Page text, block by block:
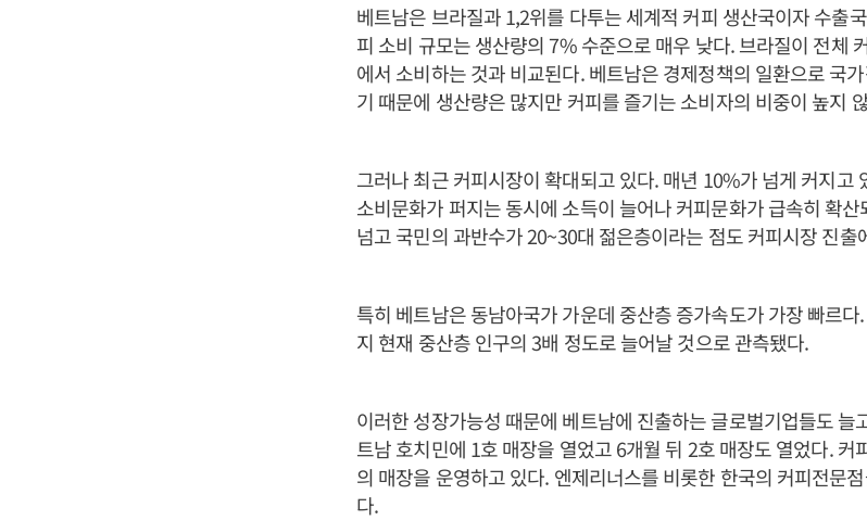
베트남은 브라질과 1,2위를 다투는 세계적 커피 생산국이자 수출
피 소비 규모는 생산량의 7% 수준으로 매우 낮다. 브라질이 전체
에서 소비하는 것과 비교된다. 베트남은 경제정책의 일환으로 국
기 때문에 생산량은 많지만 커피를 즐기는 소비자의 비중이 높지
그러나 최근 커피시장이 확대되고 있다. 매년 10%가 넘게 커지고
소비문화가 퍼지는 동시에 소득이 늘어나 커피문화가 급속히 확
넘고 국민의 과반수가 20~30대 젊은층이라는 점도 커피시장 진출
특히 베트남은 동남아국가 가운데 중산층 증가속도가 가장 빠르
지 현재 중산층 인구의 3배 정도로 늘어날 것으로 관측됐다.
이러한 성장가능성 때문에 베트남에 진출하는 글로벌기업들도 늘
트남 호치민에 1호 매장을 열었고 6개월 뒤 2호 매장도 열었다. 커
의 매장을 운영하고 있다. 엔제리너스를 비롯한 한국의 커피전문
다.